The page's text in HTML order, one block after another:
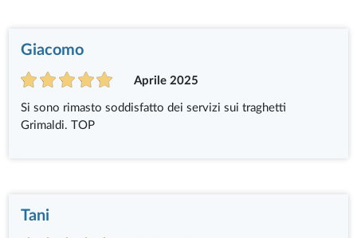
Giacomo
Aprile 2025
Si sono rimasto soddisfatto dei servizi sui traghetti
Grimaldi. TOP
Tani